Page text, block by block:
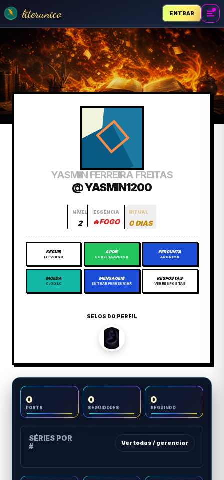
literunico ENTRAR
YASMIN FERREIRA FREITAS
@ YASMIN1200
NÍVEL
2
ESSÊNCIA
🔥FOGO
RITUAL
0 DIAS
SEGUIR
LITVERSO
APOIE
GORJETA AVULSA
PERGUNTA
ANÔNIMA
MOEDA
0,00 LC
MENSAGEM
ENTRAR PARA ENVIAR
RESPOSTAS
VER RESPOSTAS
SELOS DO PERFIL
0
POSTS
0
SEGUIDORES
0
SEGUINDO
SÉRIES POR
#
Ver todas / gerenciar